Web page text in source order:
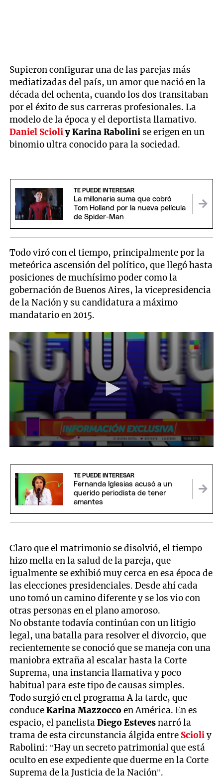
Supieron configurar una de las parejas más
mediatizadas del país, un amor que nació en la
década del ochenta, cuando los dos transitaban
por el éxito de sus carreras profesionales. La
modelo de la época y el deportista llamativo.
Daniel Scioliy Karina Rabolini se erigen en un
binomio ultra conocido para la sociedad.
TE PUEDE INTERESAR
La millonaria suma que cobró
Tom Holland por la nueva película
de Spider-Man
Todo viró con el tiempo, principalmente por la
meteórica ascensión del político, que llegó hasta
posiciones de muchísimo poder como la
gobernación de Buenos Aires, la vicepresidencia
de la Nación y su candidatura a máximo
mandatario en 2015.
of
minutes,
seconds
TE PUEDE INTERESAR
Fernanda Iglesias acusó a un
querido periodista de tener
amantes
Claro que el matrimonio se disolvió, el tiempo
hizo mella en la salud de la pareja, que
igualmente se exhibió muy cerca en esa época de
las elecciones presidenciales. Desde ahí cada
uno tomó un camino diferente y se los vio con
otras personas en el plano amoroso.
No obstante todavía continúan con un litigio
legal, una batalla para resolver el divorcio, que
recientemente se conoció que se maneja con una
maniobra extraña al escalar hasta la Corte
Suprema, una instancia llamativa y poco
habitual para este tipo de causas simples.
Todo surgió en el programa A la tarde, que
conduceKarina Mazzoccoen América. En es
espacio, el panelistaDiego Estevesnarró la
trama de esta circunstancia álgida entre Scioliy
Rabolini: “Hay un secreto patrimonial que está
oculto en ese expediente que duerme en la Corte
Suprema de la Justicia de la Nación”.